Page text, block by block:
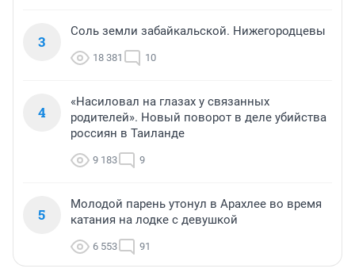
3
Соль земли забайкальской. Нижегородцевы
18 381 10
4
«Насиловал на глазах у связанных
родителей». Новый поворот в деле убийства
россиян в Таиланде
9 183 9
5
Молодой парень утонул в Арахлее во время
катания на лодке с девушкой
6 553 91